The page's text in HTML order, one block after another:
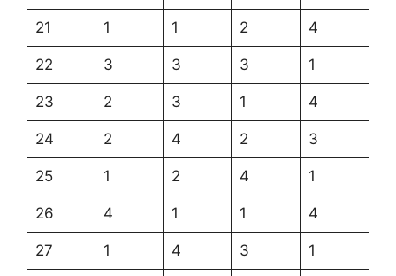
21 1 1 2 4
22 3 3 3 1
23 2 3 1 4
24 2 4 2 3
25 1 2 4 1
26 4 1 1 4
27 1 4 3 1